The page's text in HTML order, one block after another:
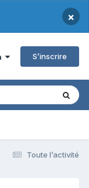
×
S’inscrire
Toute l’activité